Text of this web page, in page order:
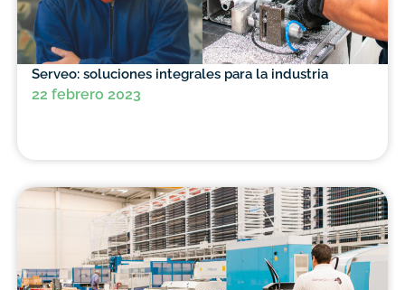
Serveo: soluciones integrales para la industria
22 febrero 2023